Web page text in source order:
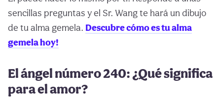
sencillas preguntas y el Sr. Wang te hará un dibujo
de tu alma gemela. Descubre cómo es tu alma
gemela hoy!
El ángel número 240: ¿Qué significa
para el amor?